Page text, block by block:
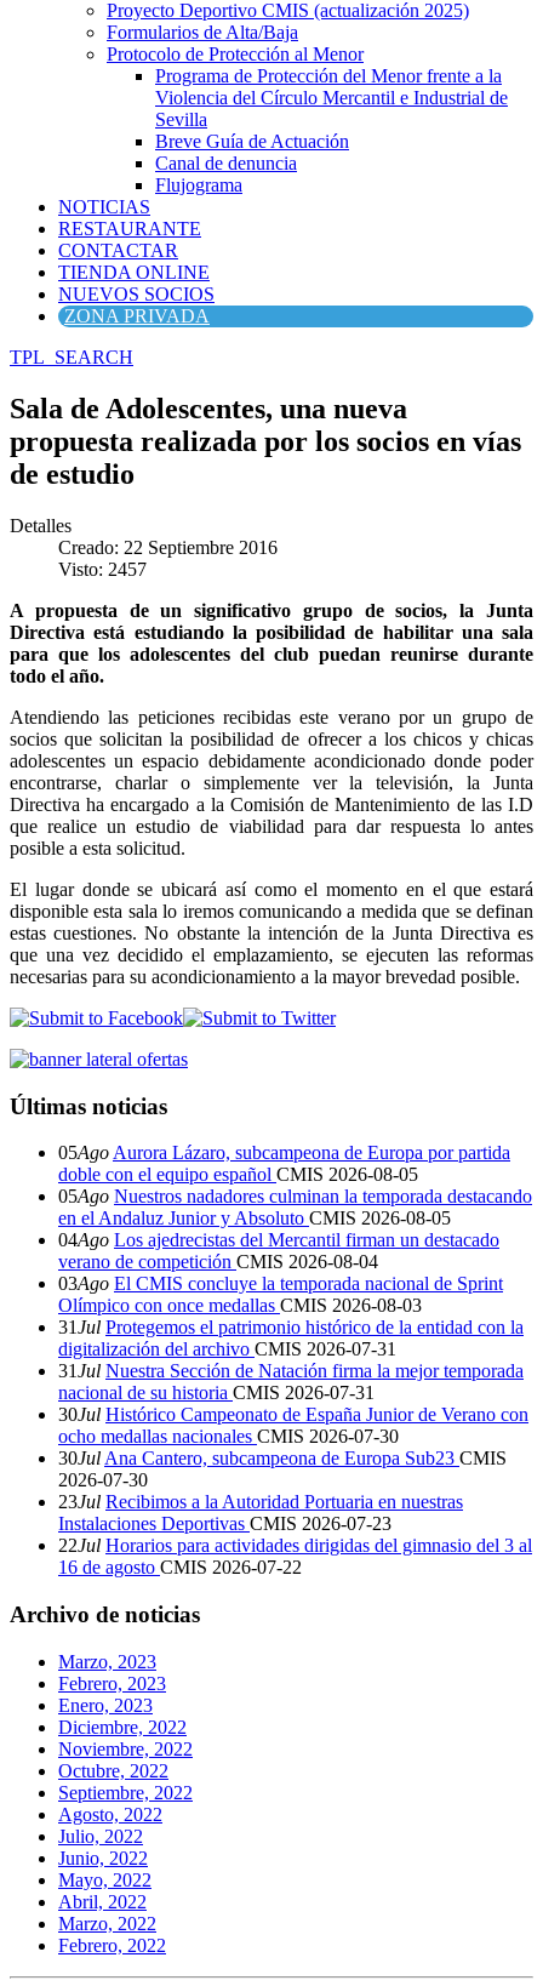
Proyecto Deportivo CMIS (actualización 2025)
Formularios de Alta/Baja
Protocolo de Protección al Menor
Programa de Protección del Menor frente a la
Violencia del Círculo Mercantil e Industrial de
Sevilla
Breve Guía de Actuación
Canal de denuncia
Flujograma
NOTICIAS
RESTAURANTE
CONTACTAR
TIENDA ONLINE
NUEVOS SOCIOS
ZONA PRIVADA
TPL_SEARCH
Sala de Adolescentes, una nueva
propuesta realizada por los socios en vías
de estudio
Detalles
Creado: 22 Septiembre 2016
Visto: 2457
A propuesta de un significativo grupo de socios, la Junta
Directiva está estudiando la posibilidad de habilitar una sala
para que los adolescentes del club puedan reunirse durante
todo el año.
Atendiendo las peticiones recibidas este verano por un grupo de
socios que solicitan la posibilidad de ofrecer a los chicos y chicas
adolescentes un espacio debidamente acondicionado donde poder
encontrarse, charlar o simplemente ver la televisión, la Junta
Directiva ha encargado a la Comisión de Mantenimiento de las I.D
que realice un estudio de viabilidad para dar respuesta lo antes
posible a esta solicitud.
El lugar donde se ubicará así como el momento en el que estará
disponible esta sala lo iremos comunicando a medida que se definan
estas cuestiones. No obstante la intención de la Junta Directiva es
que una vez decidido el emplazamiento, se ejecuten las reformas
necesarias para su acondicionamiento a la mayor brevedad posible.
Últimas noticias
05Ago Aurora Lázaro, subcampeona de Europa por partida
doble con el equipo español CMIS 2026-08-05
05Ago Nuestros nadadores culminan la temporada destacando
en el Andaluz Junior y Absoluto CMIS 2026-08-05
04Ago Los ajedrecistas del Mercantil firman un destacado
verano de competición CMIS 2026-08-04
03Ago El CMIS concluye la temporada nacional de Sprint
Olímpico con once medallas CMIS 2026-08-03
31Jul Protegemos el patrimonio histórico de la entidad con la
digitalización del archivo CMIS 2026-07-31
31Jul Nuestra Sección de Natación firma la mejor temporada
nacional de su historia CMIS 2026-07-31
30Jul Histórico Campeonato de España Junior de Verano con
ocho medallas nacionales CMIS 2026-07-30
30Jul Ana Cantero, subcampeona de Europa Sub23 CMIS
2026-07-30
23Jul Recibimos a la Autoridad Portuaria en nuestras
Instalaciones Deportivas CMIS 2026-07-23
22Jul Horarios para actividades dirigidas del gimnasio del 3 al
16 de agosto CMIS 2026-07-22
Archivo de noticias
Marzo, 2023
Febrero, 2023
Enero, 2023
Diciembre, 2022
Noviembre, 2022
Octubre, 2022
Septiembre, 2022
Agosto, 2022
Julio, 2022
Junio, 2022
Mayo, 2022
Abril, 2022
Marzo, 2022
Febrero, 2022